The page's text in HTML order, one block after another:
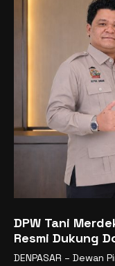
DPW Tani
Resmi Dukung
Wakil Menteri
DENPASAR – Dewan